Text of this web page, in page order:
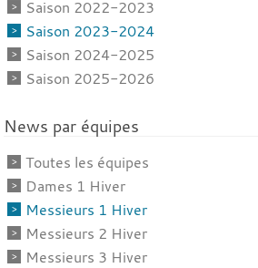
Saison 2022-2023
Saison 2023-2024
Saison 2024-2025
Saison 2025-2026
News par équipes
Toutes les équipes
Dames 1 Hiver
Messieurs 1 Hiver
Messieurs 2 Hiver
Messieurs 3 Hiver